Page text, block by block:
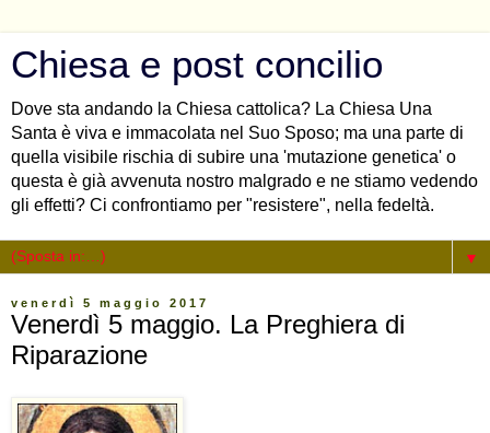
Chiesa e post concilio
Dove sta andando la Chiesa cattolica? La Chiesa Una
Santa è viva e immacolata nel Suo Sposo; ma una parte di
quella visibile rischia di subire una 'mutazione genetica' o
questa è già avvenuta nostro malgrado e ne stiamo vedendo
gli effetti? Ci confrontiamo per "resistere", nella fedeltà.
▼
venerdì 5 maggio 2017
Venerdì 5 maggio. La Preghiera di
Riparazione